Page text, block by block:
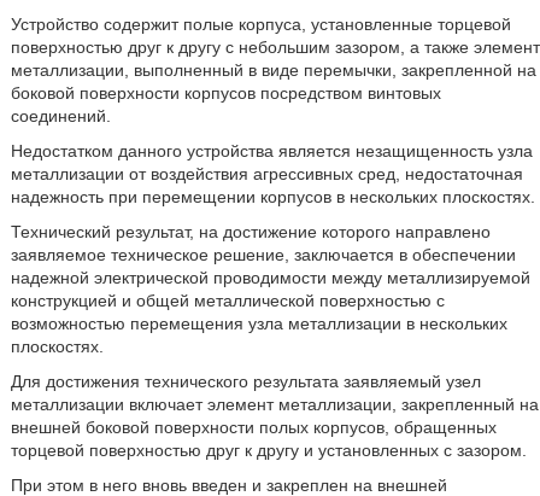
Устройство содержит полые корпуса, установленные торцевой
поверхностью друг к другу с небольшим зазором, а также элемент
металлизации, выполненный в виде перемычки, закрепленной на
боковой поверхности корпусов посредством винтовых
соединений.
Недостатком данного устройства является незащищенность узла
металлизации от воздействия агрессивных сред, недостаточная
надежность при перемещении корпусов в нескольких плоскостях.
Технический результат, на достижение которого направлено
заявляемое техническое решение, заключается в обеспечении
надежной электрической проводимости между металлизируемой
конструкцией и общей металлической поверхностью с
возможностью перемещения узла металлизации в нескольких
плоскостях.
Для достижения технического результата заявляемый узел
металлизации включает элемент металлизации, закрепленный на
внешней боковой поверхности полых корпусов, обращенных
торцевой поверхностью друг к другу и установленных с зазором.
При этом в него вновь введен и закреплен на внешней